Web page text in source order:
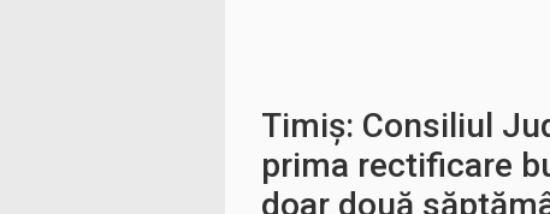
Timiș: Consiliul
prima rectificare
doar două